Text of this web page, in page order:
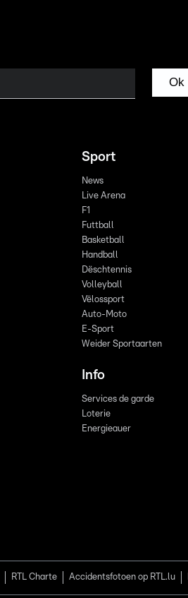
Ok
Sport
News
Live Arena
F1
Futtball
Basketball
Handball
Dëschtennis
Volleyball
Vëlossport
Auto-Moto
E-Sport
Weider Sportaarten
Info
Services de garde
Loterie
Energieauer
RTL Charte Accidentsfotoen op RTL.lu